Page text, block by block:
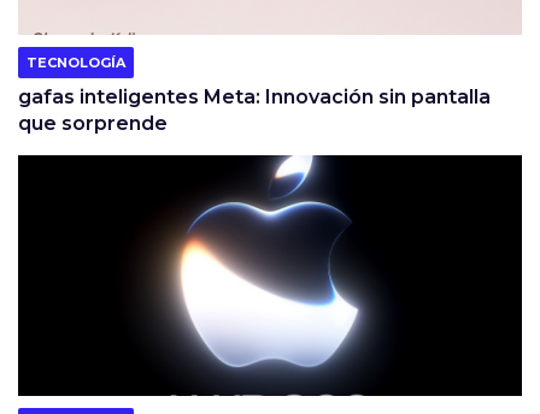
TECNOLOGÍA
gafas inteligentes Meta: Innovación sin pantalla
que sorprende